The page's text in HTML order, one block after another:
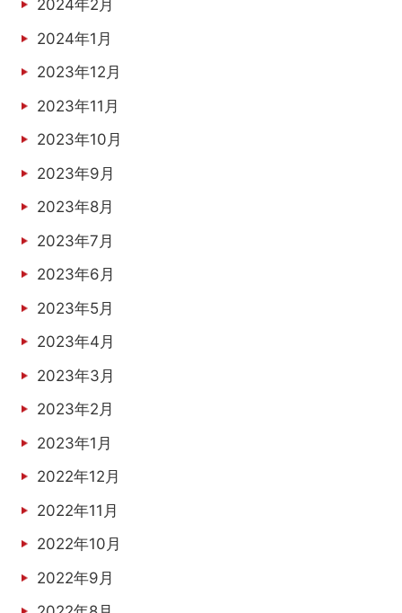
2024年2月
2024年1月
2023年12月
2023年11月
2023年10月
2023年9月
2023年8月
2023年7月
2023年6月
2023年5月
2023年4月
2023年3月
2023年2月
2023年1月
2022年12月
2022年11月
2022年10月
2022年9月